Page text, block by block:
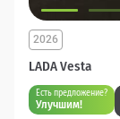
LADA Vesta
2026
Есть предложение?
Улучшим!